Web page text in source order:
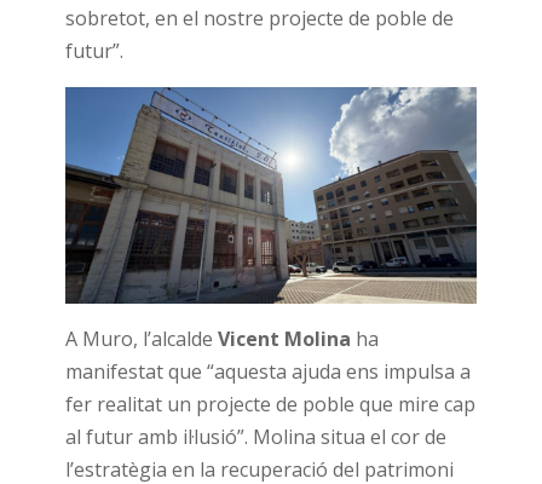
sobretot, en el nostre projecte de poble de
futur”.
A Muro, l’alcalde Vicent Molina ha
manifestat que “aquesta ajuda ens impulsa a
fer realitat un projecte de poble que mire cap
al futur amb il·lusió”. Molina situa el cor de
l’estratègia en la recuperació del patrimoni